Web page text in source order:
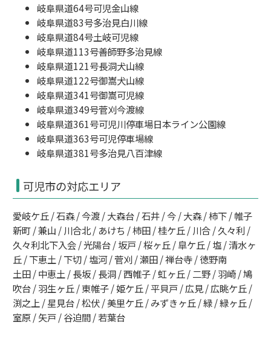
岐阜県道64号可児金山線
岐阜県道83号多治見白川線
岐阜県道84号土岐可児線
岐阜県道113号善師野多治見線
岐阜県道121号長洞犬山線
岐阜県道122号御嵩犬山線
岐阜県道341号御嵩可児線
岐阜県道349号菅刈今渡線
岐阜県道361号可児川停車場日本ライン公園線
岐阜県道363号可児停車場線
岐阜県道381号多治見八百津線
可児市の対応エリア
愛岐ケ丘 / 石森 / 今渡 / 大森台 / 石井 / 今 / 大森 / 柿下 / 帷子
新町 / 兼山 / 川合北 / あけち / 柿田 / 桂ケ丘 / 川合 / 久々利 /
久々利北下入会 / 光陽台 / 坂戸 / 桜ヶ丘 / 皐ケ丘 / 塩 / 清水ヶ
丘 / 下恵土 / 下切 / 塩河 / 菅刈 / 瀬田 / 禅台寺 / 徳野南
土田 / 中恵土 / 長坂 / 長洞 / 西帷子 / 虹ヶ丘 / 二野 / 羽崎 / 鳩
吹台 / 羽生ヶ丘 / 東帷子 / 姫ケ丘 / 平貝戸 / 広見 / 広眺ケ丘 /
渕之上 / 星見台 / 松伏 / 美里ケ丘 / みずきヶ丘 / 緑 / 緑ヶ丘 /
室原 / 矢戸 / 谷迫間 / 若葉台